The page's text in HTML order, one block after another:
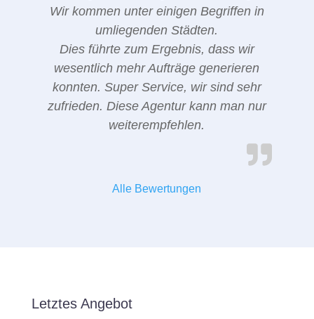
Wir kommen unter einigen Begriffen in
umliegenden Städten.
Dies führte zum Ergebnis, dass wir
wesentlich mehr Aufträge generieren
konnten. Super Service, wir sind sehr
zufrieden. Diese Agentur kann man nur
weiterempfehlen.
Alle Bewertungen
Letztes Angebot